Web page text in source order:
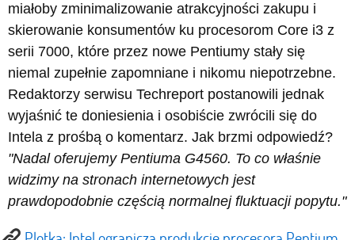
miałoby zminimalizowanie atrakcyjności zakupu i
skierowanie konsumentów ku procesorom Core i3 z
serii 7000, które przez nowe Pentiumy stały się
niemal zupełnie zapomniane i nikomu niepotrzebne.
Redaktorzy serwisu Techreport postanowili jednak
wyjaśnić te doniesienia i osobiście zwrócili się do
Intela z prośbą o komentarz. Jak brzmi odpowiedź?
"Nadal oferujemy Pentiuma G4560. To co właśnie
widzimy na stronach internetowych jest
prawdopodobnie częścią normalnej fluktuacji popytu."